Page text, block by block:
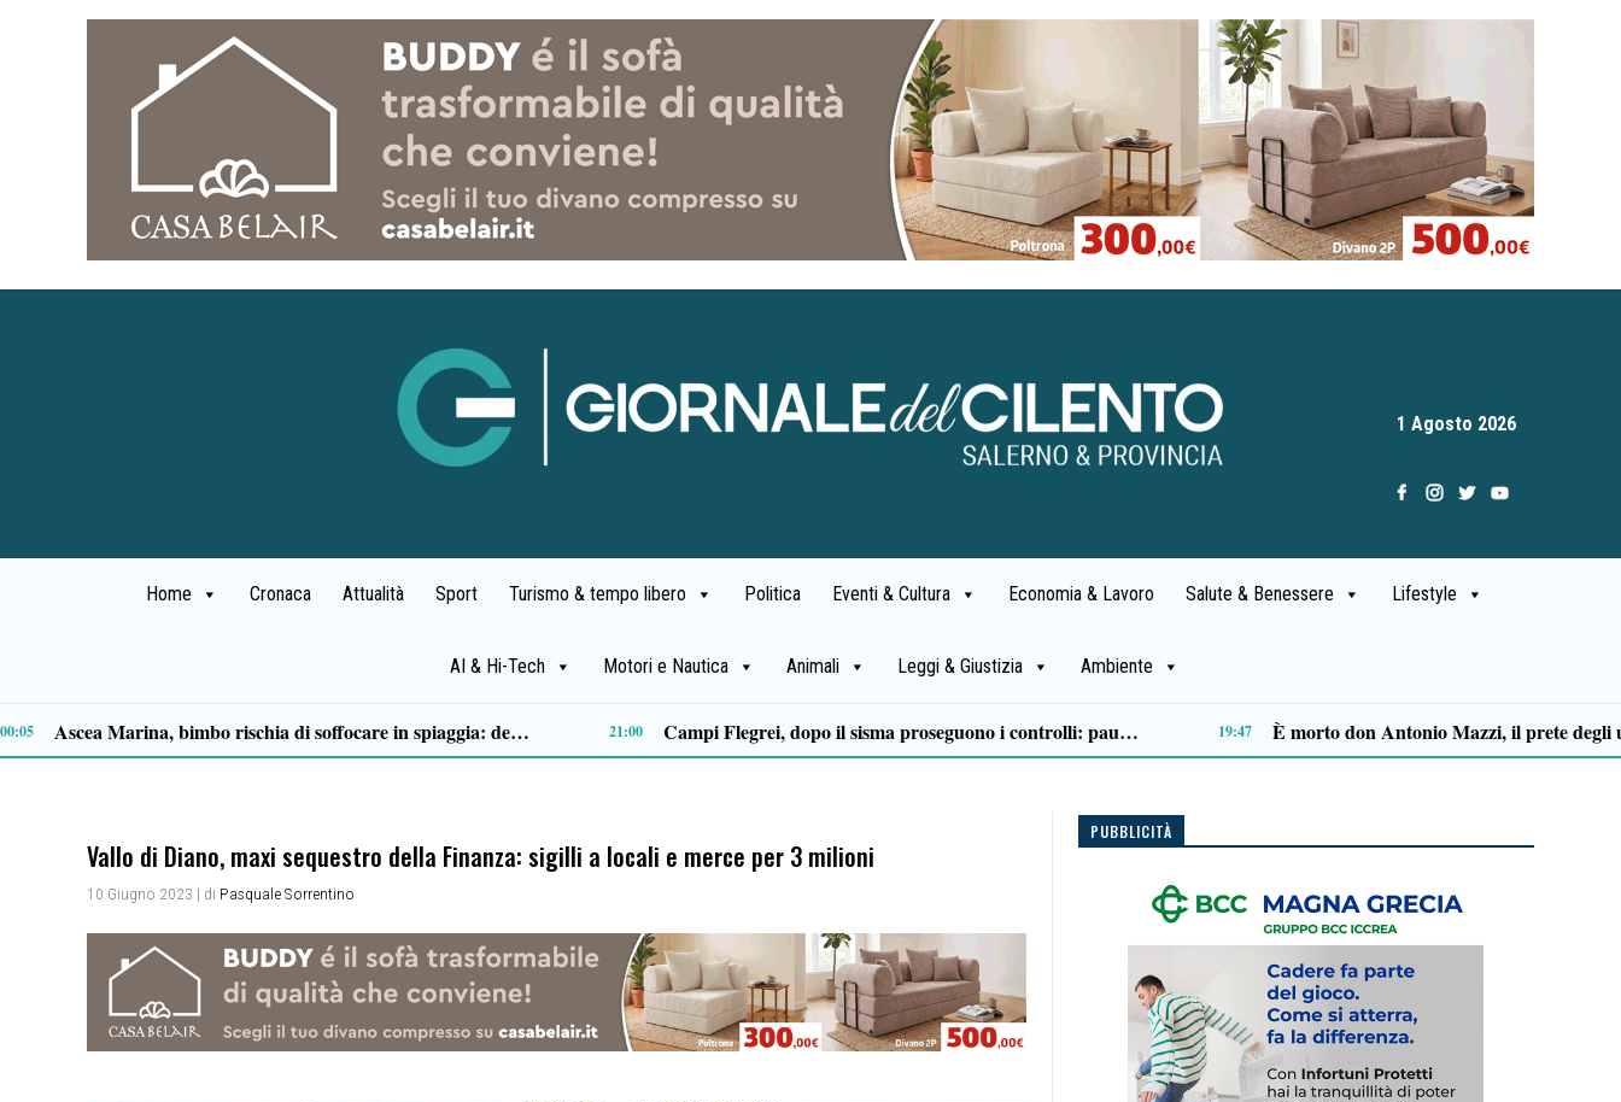
1 Agosto 2026
Home Cronaca Attualità Sport Turismo & tempo libero Politica Eventi & Cultura Economia & Lavoro Salute & Benessere Lifestyle
AI & Hi-Tech Motori e Nautica Animali Leggi & Giustizia Ambiente
Milan in lutto, addio a Franco Baresi: il commosso saluto del club 13:53 Castellabate, Spinelli e Di Luccia uniscono le forze in vista delle comunali 2027 13:32 Ascea, Pietro D’Angiolillo: «La nuova giunta guarda al futuro, con gli occhi del passato» 13:11
Vallo di Diano, maxi sequestro della Finanza: sigilli a locali e merce per 3 milioni
10 Giugno 2023 | di Pasquale Sorrentino
PUBBLICITÀ